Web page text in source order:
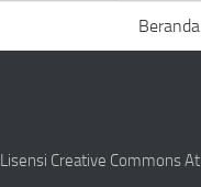
Beranda
Lisensi Creative Commons